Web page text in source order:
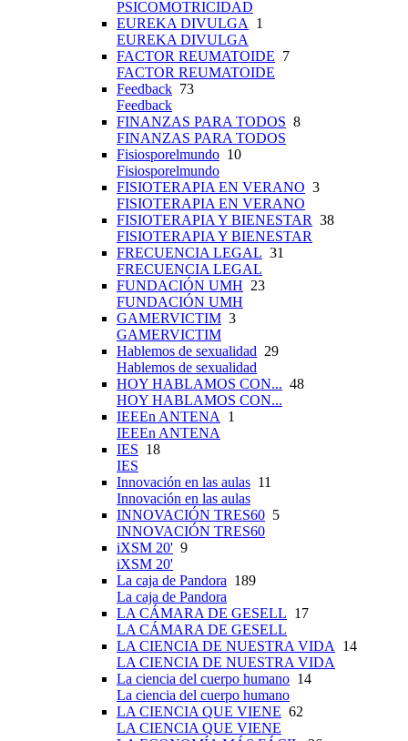
PSICOMOTRICIDAD
EUREKA DIVULGA
1
EUREKA DIVULGA
FACTOR REUMATOIDE 7
FACTOR REUMATOIDE
Feedback 73
Feedback
FINANZAS PARA TODOS 8
FINANZAS PARA TODOS
Fisiosporelmundo 10
Fisiosporelmundo
FISIOTERAPIA EN VERANO 3
FISIOTERAPIA EN VERANO
FISIOTERAPIA Y BIENESTAR 38
FISIOTERAPIA Y BIENESTAR
FRECUENCIA LEGAL 31
FRECUENCIA LEGAL
FUNDACIÓN UMH 23
FUNDACIÓN UMH
GAMERVICTIM 3
GAMERVICTIM
Hablemos de sexualidad 29
Hablemos de sexualidad
HOY HABLAMOS CON... 48
HOY HABLAMOS CON...
IEEEn ANTENA
1
IEEEn ANTENA
IES 18
IES
Innovación en las aulas 11
Innovación en las aulas
INNOVACIÓN TRES60 5
INNOVACIÓN TRES60
iXSM 20' 9
iXSM 20'
La caja de Pandora 189
La caja de Pandora
LA CÁMARA DE GESELL 17
LA CÁMARA DE GESELL
LA CIENCIA DE NUESTRA VIDA
14
LA CIENCIA DE NUESTRA VIDA
La ciencia del cuerpo humano 14
La ciencia del cuerpo humano
LA CIENCIA QUE VIENE 62
LA CIENCIA QUE VIENE